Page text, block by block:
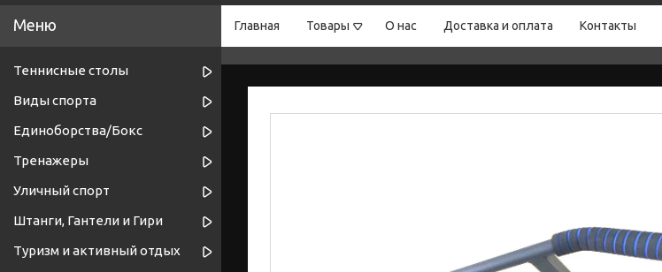
Главная Товары О нас Доставка и оплата Контакты
Теннисные столы
Виды спорта
Единоборства/Бокс
Тренажеры
Уличный спорт
Штанги, Гантели и Гири
Туризм и активный отдых